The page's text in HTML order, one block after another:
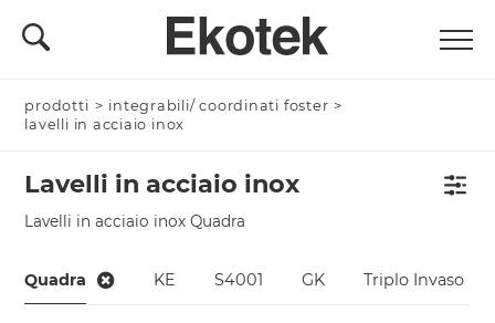
prodotti > integrabili/ coordinati foster >
lavelli in acciaio inox
Lavelli in acciaio inox
Lavelli in acciaio inox Quadra
Quadra KE S4001 GK Triplo Invaso